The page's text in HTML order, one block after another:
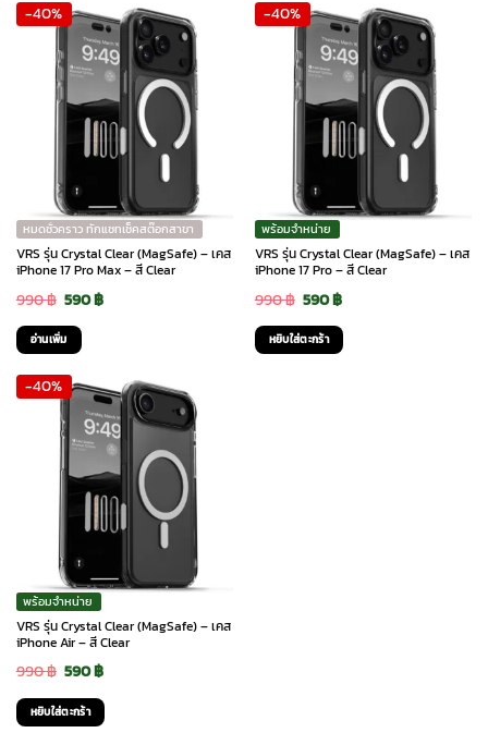
1,690 ฿.990 ฿.
1,690 ฿.990 ฿.
-40%
หมดชั่วคราว ทักแชทเช็คสต๊อกสาขา
VRS รุ่น Crystal Clear (MagSafe) – เคส
iPhone 17 Pro Max – สี Clear
990฿ Original
price
was:
990 ฿.
590฿Current
590 ฿.
อ่านเพิ่ม
-40%
พร้อมจำหน่าย
VRS รุ่น Crystal Clear (MagSafe) – เคส
iPhone 17 Pro – สี Clear
990฿ Original
price
was:
590฿Current
price
is:
หยิบใส่ตะกร้า
-40%
พร้อมจำหน่าย
VRS รุ่น Crystal Clear (MagSafe) – เคส
iPhone Air – สี Clear
990฿ Original
price
was:
590฿Current
price
is:
หยิบใส่ตะกร้า